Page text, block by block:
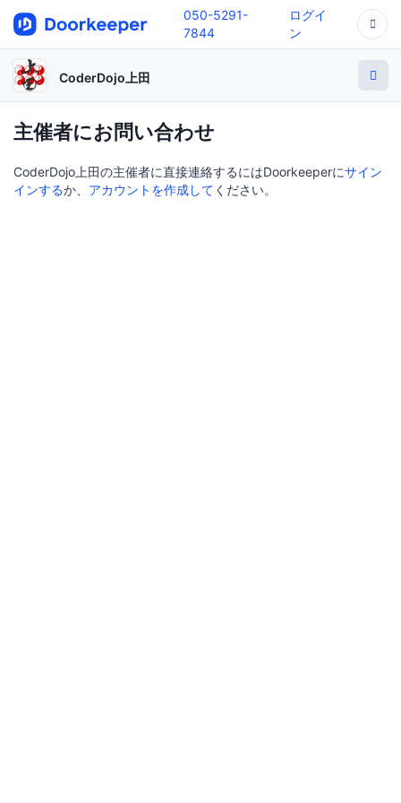
050-5291-
7844
ログイ
ン
CoderDojo上田
主催者にお問い合わせ
CoderDojo上田の主催者に直接連絡するにはDoorkeeperにサイン
インするか、 アカウントを作成して ください。